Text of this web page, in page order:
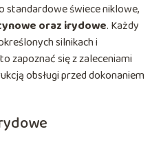
standardowe świece niklowe,
oraz irydowe. Każdy
silnikach i
zapoznać się z zaleceniami
obsługi przed dokonaniem